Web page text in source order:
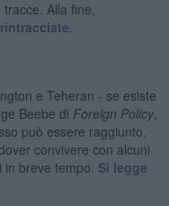
Alla fine,
e Teheran - se esiste
Beebe di Foreign Policy,
può essere raggiunto,
convivere con alcuni
breve tempo. Si legge